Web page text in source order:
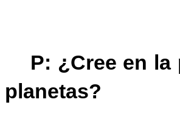
P: ¿Cree en la
planetas?